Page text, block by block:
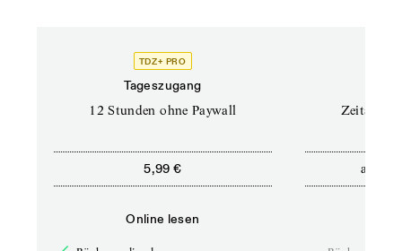
TDZ+ PRO
Tageszugang
12 Stunden ohne Paywall
5,99 €
Online lesen
ab